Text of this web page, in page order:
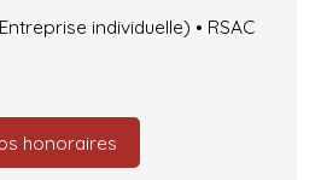
individuelle) • RSAC
honoraires